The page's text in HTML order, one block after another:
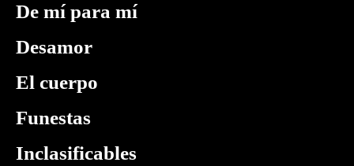
De mí para mí
Desamor
El cuerpo
Funestas
Inclasificables